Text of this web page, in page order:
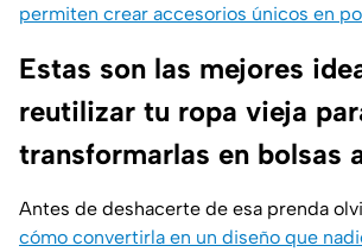
permiten crear accesorios únicos en
Estas son las mejores
reutilizar tu ropa vieja
transformarlas en bolsas
Antes de deshacerte de esa prenda
cómo convertirla en un diseño que